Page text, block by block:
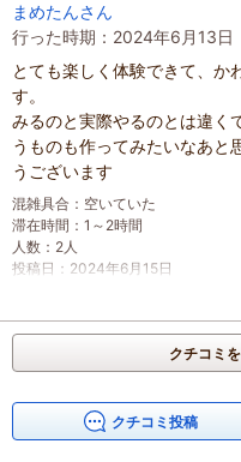
まめたんさん
行った時期：2024年6月13日
とても楽しく体験できて、か
す。
みるのと実際やるのとは違く
うものも作ってみたいなあと
うございます
混雑具合 ： 空いていた
滞在時間 ： 1～2時間
人数 ： 2人
投稿日 ： 2024年6月15日
クチコミ
クチコミ投稿